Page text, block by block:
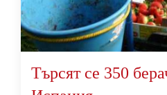
Търсят се 350